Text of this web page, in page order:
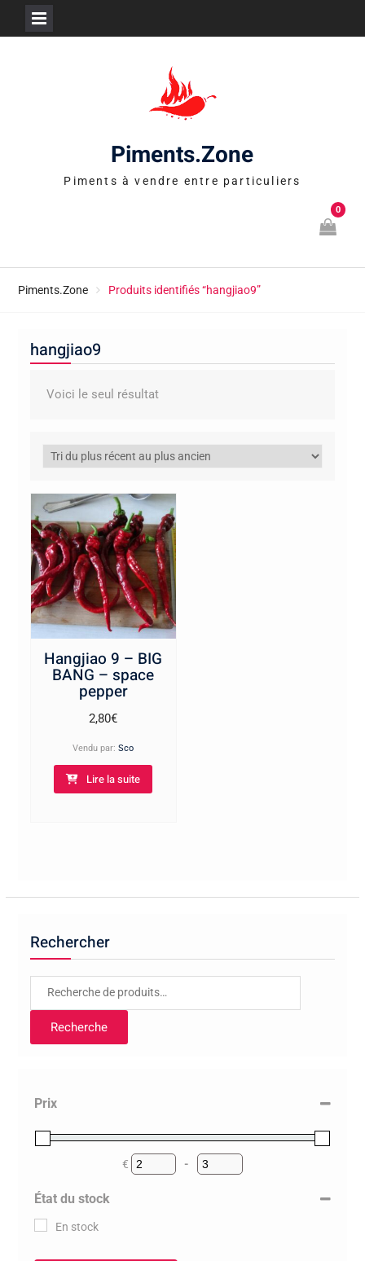
Piments.Zone
Piments à vendre entre particuliers
0
Piments.Zone Produits identifiés “hangjiao9”
hangjiao9
Voici le seul résultat
Hangjiao 9 – BIG
BANG – space
pepper
2,80€
Vendu par:Sco
Lire la suite
Rechercher
Recherche
Recherche
Prix
€
Minimum Price
-
Maximum Price
État du stock
En stock